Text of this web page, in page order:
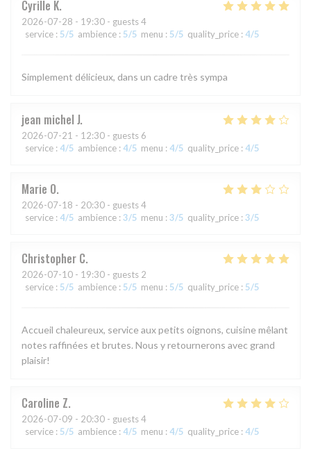
Cyrille K
2026-07-28 - 19:30 - guests 4
service : 5/5 ambience : 5/5 menu : 5/5 quality_price : 4/5
Simplement délicieux, dans un cadre très sympa
jean michel J
2026-07-21 - 12:30 - guests 6
service : 4/5 ambience : 4/5 menu : 4/5 quality_price : 4/5
Marie O
2026-07-18 - 20:30 - guests 4
service : 4/5 ambience : 3/5 menu : 3/5 quality_price : 3/5
Christopher C
2026-07-10 - 19:30 - guests 2
service : 5/5 ambience : 5/5 menu : 5/5 quality_price : 5/5
Accueil chaleureux, service aux petits oignons, cuisine mêlant
notes raffinées et brutes. Nous y retournerons avec grand
plaisir!
Caroline Z
2026-07-09 - 20:30 - guests 4
service : 5/5 ambience : 4/5 menu : 4/5 quality_price : 4/5